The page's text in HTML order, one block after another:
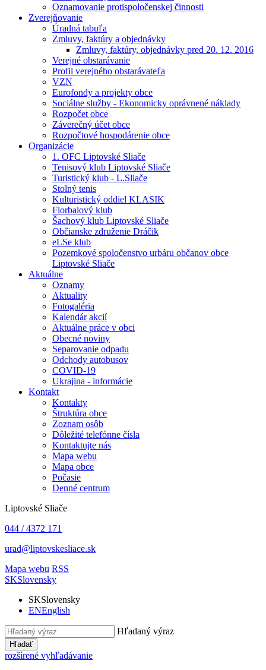
Oznamovanie protispoločenskej činnosti
Zverejňovanie
Úradná tabuľa
Zmluvy, faktúry a objednávky
Zmluvy, faktúry, objednávky pred 20. 12. 2016
Verejné obstarávanie
Profil verejného obstarávateľa
VZN
Eurofondy a projekty obce
Sociálne služby - Ekonomicky oprávnené náklady
Rozpočet obce
Záverečný účet obce
Rozpočtové hospodárenie obce
Organizácie
1. OFC Liptovské Sliače
Tenisový klub Liptovské Sliače
Turistický klub - L.Sliače
Stolný tenis
Kulturistický oddiel KLASIK
Florbalový klub
Šachový klub Liptovské Sliače
Občianske združenie Dráčik
eLSe klub
Pozemkové spoločenstvo urbáru občanov obce
Liptovské Sliače
Aktuálne
Oznamy
Aktuality
Fotogaléria
Kalendár akcií
Aktuálne práce v obci
Obecné noviny
Separovanie odpadu
Odchody autobusov
COVID-19
Ukrajina - informácie
Kontakt
Kontakty
Štruktúra obce
Zoznam osôb
Dôležité telefónne čísla
Kontaktujte nás
Mapa webu
Mapa obce
Počasie
Denné centrum
Liptovské Sliače
044 / 4372 171
urad@liptovskesliace.sk
Mapa webu RSS
SKSlovensky
SKSlovensky
ENEnglish
Hľadaný výraz
Hľadať
rozšírené vyhľadávanie